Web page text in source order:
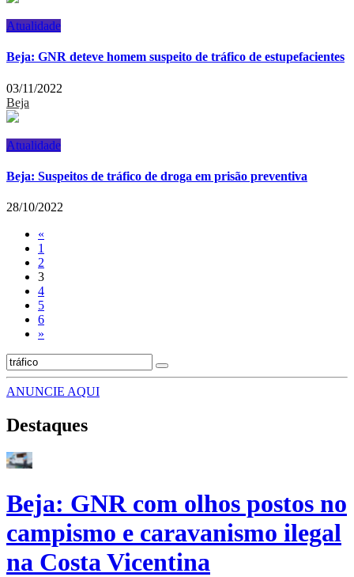
Atualidade
Beja: GNR deteve homem suspeito de tráfico de estupefacientes
03/11/2022
Beja
Atualidade
Beja: Suspeitos de tráfico de droga em prisão preventiva
28/10/2022
«
1
2
3
4
5
6
»
ANUNCIE AQUI
Destaques
Beja: GNR com olhos postos no
campismo e caravanismo ilegal
na Costa Vicentina